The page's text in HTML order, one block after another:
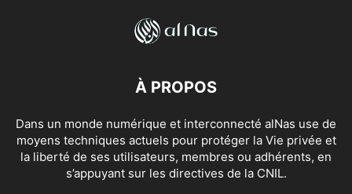
À PROPOS
Dans un monde numérique et interconnecté alNas use de
moyens techniques actuels pour protéger la Vie privée et
la liberté de ses utilisateurs, membres ou adhérents, en
s’appuyant sur les directives de la CNIL.